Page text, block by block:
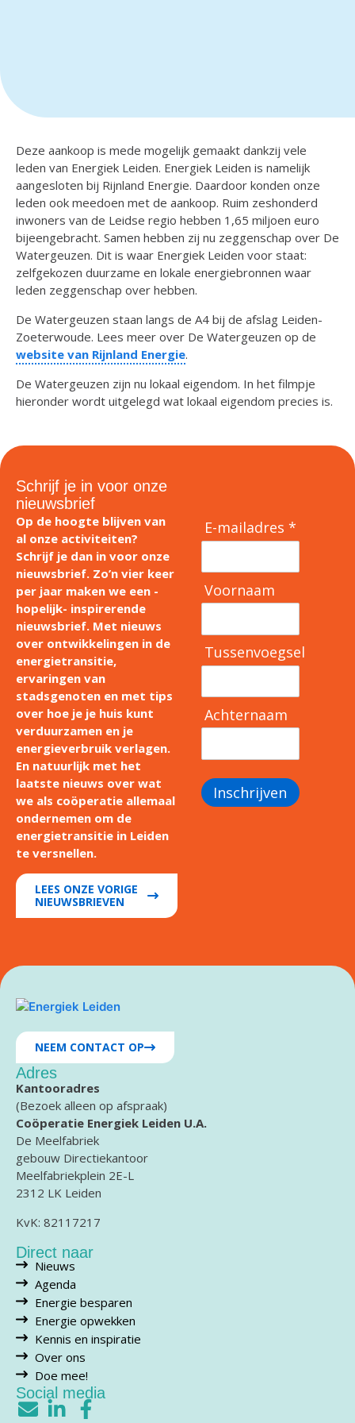
Deze aankoop is mede mogelijk gemaakt dankzij vele
leden van Energiek Leiden. Energiek Leiden is namelijk
aangesloten bij Rijnland Energie. Daardoor konden onze
leden ook meedoen met de aankoop. Ruim zeshonderd
inwoners van de Leidse regio hebben 1,65 miljoen euro
bijeengebracht. Samen hebben zij nu zeggenschap over De
Watergeuzen. Dit is waar Energiek Leiden voor staat:
zelfgekozen duurzame en lokale energiebronnen waar
leden zeggenschap over hebben.
De Watergeuzen staan langs de A4 bij de afslag Leiden-
Zoeterwoude. Lees meer over De Watergeuzen op de
website van Rijnland Energie.
De Watergeuzen zijn nu lokaal eigendom. In het filmpje
hieronder wordt uitgelegd wat lokaal eigendom precies is.
Schrijf je in voor onze
nieuwsbrief
Op de hoogte blijven van
al onze activiteiten?
Schrijf je dan in voor onze
nieuwsbrief. Zo’n vier keer
per jaar maken we een -
hopelijk- inspirerende
nieuwsbrief. Met nieuws
over ontwikkelingen in de
energietransitie,
ervaringen van
stadsgenoten en met tips
over hoe je je huis kunt
verduurzamen en je
energieverbruik verlagen.
En natuurlijk met het
laatste nieuws over wat
we als coöperatie allemaal
ondernemen om de
energietransitie in Leiden
te versnellen.
LEES ONZE VORIGE
NIEUWSBRIEVEN
E-mailadres *
Voornaam
Tussenvoegsel
Achternaam
Inschrijven
NEEM CONTACT OP
Adres
Kantooradres
(Bezoek alleen op afspraak)
Coöperatie Energiek Leiden U.A.
De Meelfabriek
gebouw Directiekantoor
Meelfabriekplein 2E-L
2312 LK Leiden
KvK: 82117217
Direct naar
Nieuws
Agenda
Energie besparen
Energie opwekken
Kennis en inspiratie
Over ons
Doe mee!
Social media